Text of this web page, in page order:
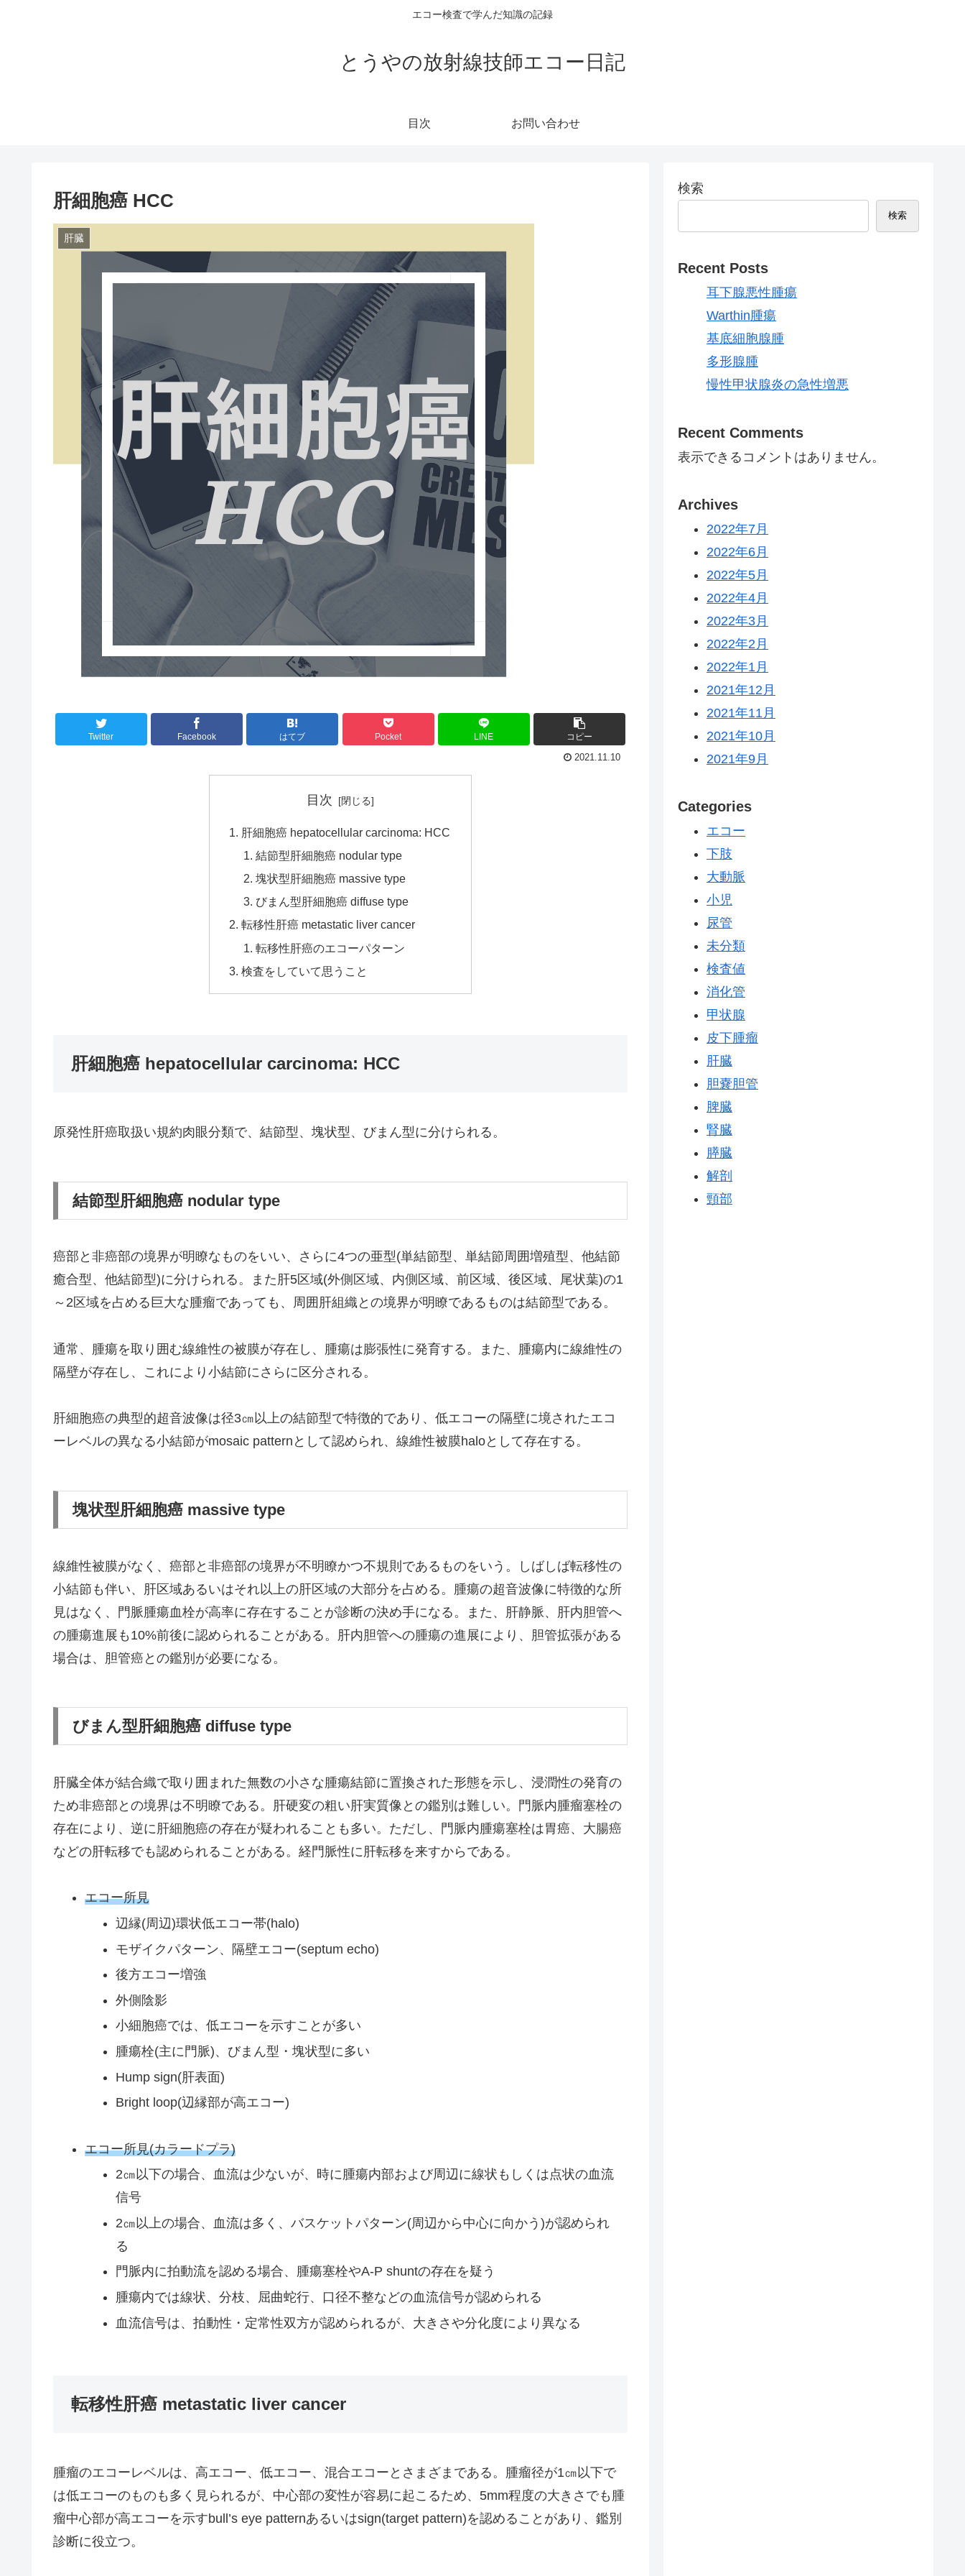
エコー検査で学んだ知識の記録
とうやの放射線技師エコー日記
目次 お問い合わせ
肝細胞癌 HCC
肝臓
Twitter Facebook はてブ Pocket LINE コピー
2021.11.10
目次
肝細胞癌 hepatocellular carcinoma: HCC
結節型肝細胞癌 nodular type
塊状型肝細胞癌 massive type
びまん型肝細胞癌 diffuse type
転移性肝癌 metastatic liver cancer
転移性肝癌のエコーパターン
検査をしていて思うこと
肝細胞癌 hepatocellular carcinoma: HCC
原発性肝癌取扱い規約肉眼分類で、結節型、塊状型、びまん型に分けられる。
結節型肝細胞癌 nodular type
癌部と非癌部の境界が明瞭なものをいい、さらに4つの亜型(単結節型、単結節周囲増殖型、他結節
癒合型、他結節型)に分けられる。また肝5区域(外側区域、内側区域、前区域、後区域、尾状葉)の1
～2区域を占める巨大な腫瘤であっても、周囲肝組織との境界が明瞭であるものは結節型である。
通常、腫瘍を取り囲む線維性の被膜が存在し、腫瘍は膨張性に発育する。また、腫瘍内に線維性の
隔壁が存在し、これにより小結節にさらに区分される。
肝細胞癌の典型的超音波像は径3㎝以上の結節型で特徴的であり、低エコーの隔壁に境されたエコ
ーレベルの異なる小結節がmosaic patternとして認められ、線維性被膜haloとして存在する。
塊状型肝細胞癌 massive type
線維性被膜がなく、癌部と非癌部の境界が不明瞭かつ不規則であるものをいう。しばしば転移性の
小結節も伴い、肝区域あるいはそれ以上の肝区域の大部分を占める。腫瘍の超音波像に特徴的な所
見はなく、門脈腫瘍血栓が高率に存在することが診断の決め手になる。また、肝静脈、肝内胆管へ
の腫瘍進展も10%前後に認められることがある。肝内胆管への腫瘍の進展により、胆管拡張がある
場合は、胆管癌との鑑別が必要になる。
びまん型肝細胞癌 diffuse type
肝臓全体が結合織で取り囲まれた無数の小さな腫瘍結節に置換された形態を示し、浸潤性の発育の
ため非癌部との境界は不明瞭である。肝硬変の粗い肝実質像との鑑別は難しい。門脈内腫瘤塞栓の
存在により、逆に肝細胞癌の存在が疑われることも多い。ただし、門脈内腫瘍塞栓は胃癌、大腸癌
などの肝転移でも認められることがある。経門脈性に肝転移を来すからである。
エコー所見
辺縁(周辺)環状低エコー帯(halo)
モザイクパターン、隔壁エコー(septum echo)
後方エコー増強
外側陰影
小細胞癌では、低エコーを示すことが多い
腫瘍栓(主に門脈)、びまん型・塊状型に多い
Hump sign(肝表面)
Bright loop(辺縁部が高エコー)
エコー所見(カラードプラ)
2㎝以下の場合、血流は少ないが、時に腫瘍内部および周辺に線状もしくは点状の血流
信号
2㎝以上の場合、血流は多く、バスケットパターン(周辺から中心に向かう)が認められ
る
門脈内に拍動流を認める場合、腫瘍塞栓やA-P shuntの存在を疑う
腫瘍内では線状、分枝、屈曲蛇行、口径不整などの血流信号が認められる
血流信号は、拍動性・定常性双方が認められるが、大きさや分化度により異なる
転移性肝癌 metastatic liver cancer
腫瘤のエコーレベルは、高エコー、低エコー、混合エコーとさまざまである。腫瘤径が1㎝以下で
は低エコーのものも多く見られるが、中心部の変性が容易に起こるため、5mm程度の大きさでも腫
瘤中心部が高エコーを示すbull’s eye patternあるいはsign(target pattern)を認めることがあり、鑑別
診断に役立つ。
検索
検索
Recent Posts
耳下腺悪性腫瘍
Warthin腫瘍
基底細胞腺腫
多形腺腫
慢性甲状腺炎の急性増悪
Recent Comments
表示できるコメントはありません。
Archives
2022年7月
2022年6月
2022年5月
2022年4月
2022年3月
2022年2月
2022年1月
2021年12月
2021年11月
2021年10月
2021年9月
Categories
エコー
下肢
大動脈
小児
尿管
未分類
検査値
消化管
甲状腺
皮下腫瘤
肝臓
胆嚢胆管
脾臓
腎臓
膵臓
解剖
頸部